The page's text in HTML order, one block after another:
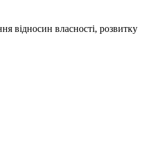
відносин власності, розвитку